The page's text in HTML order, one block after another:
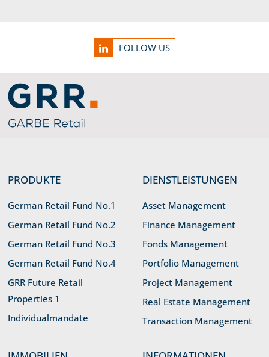
FOLLOW US
PRODUKTE
German Retail Fund No.1
German Retail Fund No.2
German Retail Fund No.3
German Retail Fund No.4
GRR Future Retail
Properties 1
Individualmandate
DIENSTLEISTUNGEN
Asset Management
Finance Management
Fonds Management
Portfolio Management
Project Management
Real Estate Management
Transaction Management